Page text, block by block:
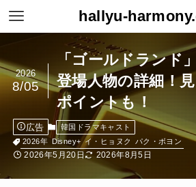
hallyu-
「ゴールドランド
登場人物の詳細！
ポイントも！
2026
8/05
広告
韓国ドラマキャスト
2026年
Disney+ イ・ヒョヌク パク・ボヨン
2026年5月20日 2026年8月5日